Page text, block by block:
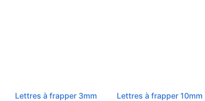
Lettres à frapper 3mm Lettres à frapper 10mm